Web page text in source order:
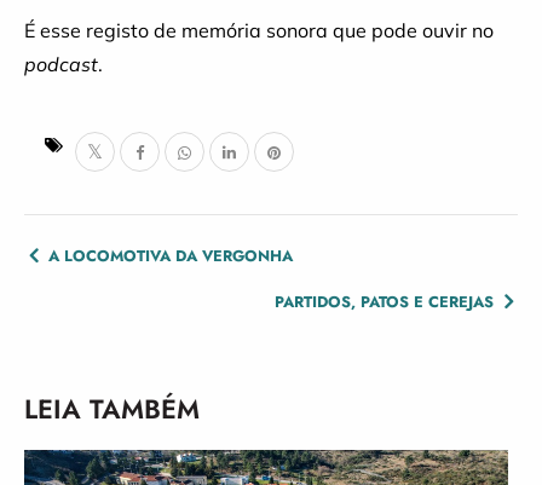
É esse registo de memória sonora que pode ouvir no
podcast.
POST
A LOCOMOTIVA DA VERGONHA
PARTIDOS, PATOS E CEREJAS
LEIA TAMBÉM